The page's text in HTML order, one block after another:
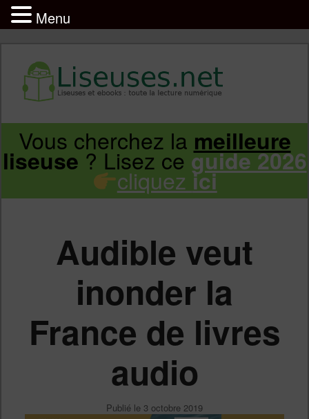
Infos sur les liseuses Kindle, Kobo,
Vivlio, Pocketbook
Aller
principal
Aller
secondaire
Vous cherchez la meilleure
liseuse? Lisez ceguide 2026
cliquez ici
Audible veut
inonder la
France de livres
audio
Publié le 3 octobre 2019
Menu